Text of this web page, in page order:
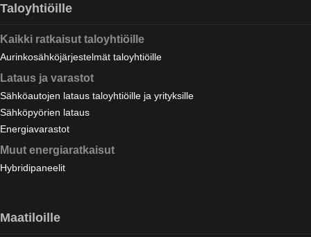
Taloyhtiöille
Kaikki ratkaisut taloyhtiöille
Aurinkosähköjärjestelmät taloyhtiöille
Lataus ja varastot
Sähköautojen lataus taloyhtiöille ja yrityksille
Sähköpyörien lataus
Energiavarastot
Muut energiaratkaisut
Hybridipaneelit
Maatiloille